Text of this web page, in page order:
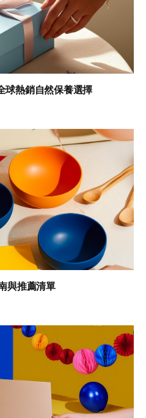
球熱銷自然保養選擇
與推薦清單